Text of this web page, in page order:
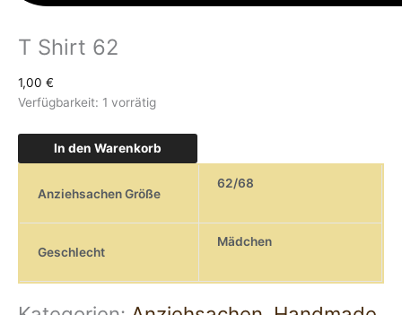
T Shirt 62
1,00 €
Verfügbarkeit: 1 vorrätig
In den Warenkorb
Anziehsachen Größe
62/68
Geschlecht
Mädchen